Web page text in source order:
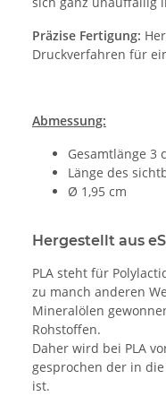
Präzise Fertigung:
Druckverfahren für
Abmessung:
Gesamtlänge 3
Länge des
Ø 1,95 cm
Hergestellt aus
PLA steht für
zu manch anderen
Mineralölen
Rohstoffen.
Daher wird bei PLA
gesprochen der in
ist.